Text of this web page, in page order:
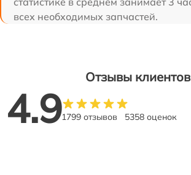
всех необходимых запчастей.
Отзывы клиентов
4.91799 отзывов 5358 оценок